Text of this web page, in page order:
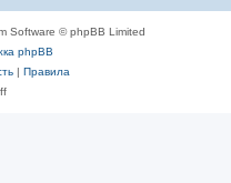
Software © phpBB Limited
phpBB
| Правила